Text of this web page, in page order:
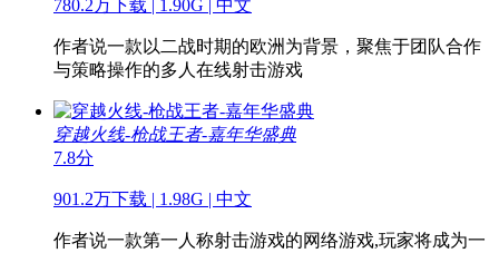
780.2万下载 | 1.90G | 中文
作者说一款以二战时期的欧洲为背景，聚焦于团队合作
与策略操作的多人在线射击游戏
穿越火线-枪战王者-嘉年华盛典
7.8分
901.2万下载 | 1.98G | 中文
作者说一款第一人称射击游戏的网络游戏,玩家将成为一